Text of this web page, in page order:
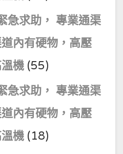
急求助， 專業通渠
內有硬物，高壓
機 (55)
急求助， 專業通渠
內有硬物，高壓
機 (18)